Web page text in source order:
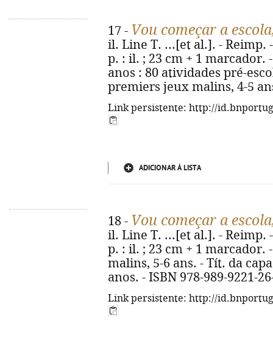
17 - Vou começar a
il. Line T. ...[et al.]. - Reimp.
p. : il. ; 23 cm + 1 marcador.
anos : 80 atividades pré-
premiers jeux malins, 4-5
Link persistente: http://
ADICIONAR À LISTA
18 - Vou começar a
il. Line T. ...[et al.]. - Reimp.
p. : il. ; 23 cm + 1
malins, 5-6 ans. - Tít. da
anos. - ISBN 978-989-9221-
Link persistente: http://